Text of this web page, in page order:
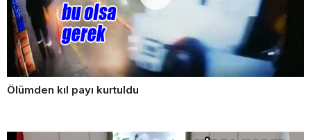
Ölümden kıl payı kurtuldu